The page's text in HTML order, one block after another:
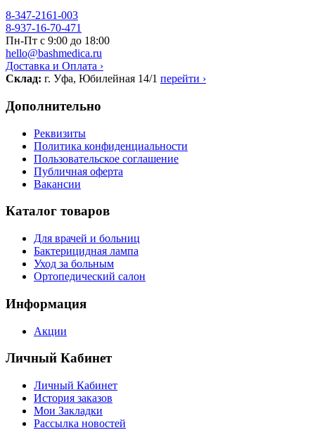
8-347-2161-003
8-937-16-70-471
Пн-Пт с 9:00 до 18:00
hello@bashmedica.ru
Доставка и Оплата ›
Склад: г. Уфа, Юбилейная 14/1 перейти ›
Дополнительно
Реквизиты
Политика конфиденциальности
Пользовательское соглашение
Публичная оферта
Вакансии
Каталог товаров
Для врачей и больниц
Бактерицидная лампа
Уход за больным
Ортопедический салон
Информация
Акции
Личный Кабинет
Личный Кабинет
История заказов
Мои Закладки
Рассылка новостей